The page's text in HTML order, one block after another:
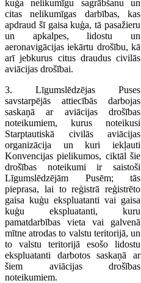
kuģa nelikumīgu sagrābšanu un
citas nelikumīgas darbības, kas
apdraud šī gaisa kuģa, tā pasažieru
un apkalpes, lidostu un
aeronavigācijas iekārtu drošību, kā
arī jebkurus citus draudus civilās
aviācijas drošībai.
3. Līgumslēdzējas Puses
savstarpējās attiecībās darbojas
saskaņā ar aviācijas drošības
noteikumiem, kurus noteikusi
Starptautiskā civilās aviācijas
organizācija un kuri iekļauti
Konvencijas pielikumos, ciktāl šie
drošības noteikumi ir saistoši
Līgumslēdzējām Pusēm; tās
pieprasa, lai to reģistrā reģistrēto
gaisa kuģu ekspluatanti vai gaisa
kuģu ekspluatanti, kuru
pamatdarbības vieta vai galvenā
mītne atrodas to valstu teritorijā, un
to valstu teritorijā esošo lidostu
ekspluatanti darbotos saskaņā ar
šiem aviācijas drošības
noteikumiem.